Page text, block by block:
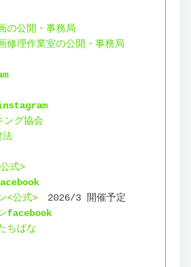
の公開・事務局
修理作業室の公開・事務局
ング協会
法
式>
<公式> 2026/3 開催予定
facebook
ちばな